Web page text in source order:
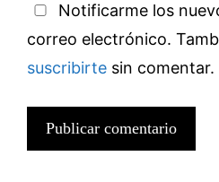
Notificarme los
correo electrónico.
suscribirte sin comentar.